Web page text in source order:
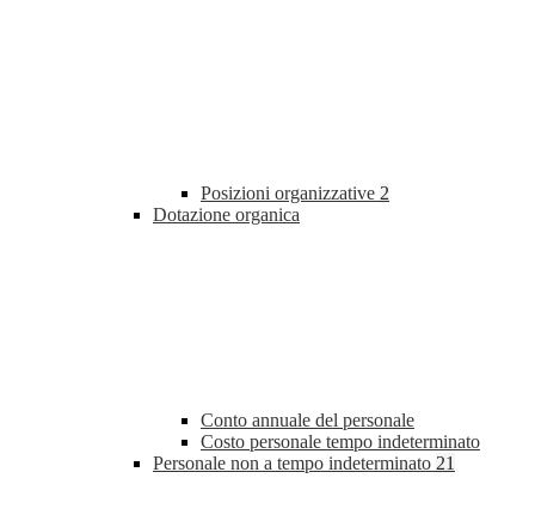
Posizioni organizzative 2
Dotazione organica
Conto annuale del personale
Costo personale tempo indeterminato
Personale non a tempo indeterminato 21